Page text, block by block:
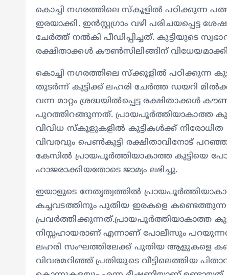
കൊച്ചി നഗരത്തിലെ സ്കൂളിൽ പഠിക്കുന്ന
ഇരയാക്കി. ഇൻസ്റ്റഗ്രാം വഴി പരിചയപ്പെട്ട
ചേർത്ത് നൽകി പീഡിപ്പിച്ചത്. കുട്ടിയുടെ
രക്ഷിതാക്കൾ കൗൺസിലിങ്ങിന്
കൊച്ചി നഗരത്തിലെ സ്ക്കൂളിൽ പഠിക്കുന്ന
തുടർന്ന് കുട്ടിക്ക് ലഹരി ചേർത്ത ഡയറി
വന്ന മാറ്റം ശ്രദ്ധയിൽപ്പെട്ട രക്ഷിതാക്കൾ
പുറത്തിറങ്ങുന്നത്. പ്രായപൂർത്തിയാകാത്ത
വിവിധ സ്കൂളുകളിൽ കുട്ടികൾക്ക്
വിവരവും പെൺകുട്ടി രക്ഷിതാവിനോട്
കേസിൽ പ്രായപൂർത്തിയാകാത്ത കുട്ടിയെ
ഹാജരാക്കിയതോടെ ജാമ്യം ലഭിച്ചു.
ഇയാളുടെ നേതൃത്വത്തിൽ
കച്ചവടത്തിനും പുതിയ ഇരകളെ
പ്രവർത്തിക്കുന്നത്.പ്രായപൂർത്തിയാകാത്ത
നിസ്സഹായരാണ് എന്നാണ് പോലീസും
ലഹരി സംഘത്തിലേക്ക് പുതിയ ആളുകളെ
വിവരമറിഞ്ഞ് പ്രതിയുടെ വീട്ടിലെത്തിയ